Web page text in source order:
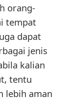
orang-
tempat
dapat
jenis
kalian
tentu
lebih aman